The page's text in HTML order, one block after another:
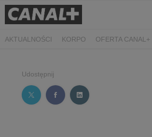
AKTUALNOŚCI KORPO OFERTA CANAL+
PLANETA SINGLI. OSIEM HISTORII
Udostępnij